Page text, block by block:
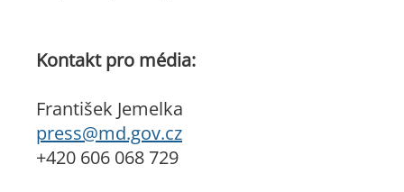
Kontakt pro média:
František Jemelka
press@md.gov.cz
+420 606 068 729